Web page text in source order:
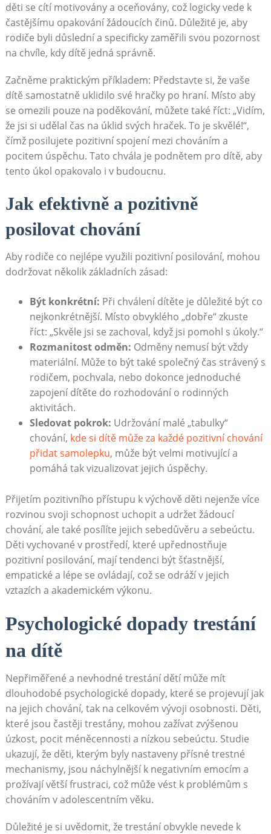
děti se cítí motivovány a oceňovány, což logicky vede k
častějšímu opakování žádoucích činů. Důležité je, aby
rodiče byli důslední a specificky zaměřili svou pozornost
na chvíle, kdy dítě jedná správně.
Začněme praktickým příkladem: Představte si, že vaše
dítě samostatně uklidilo své hračky po hraní. Místo aby
se omezili pouze na poděkování, můžete také říct: „Vidím,
že jsi si udělal čas na úklid svých hraček. To je skvělé!“,
čímž posilujete pozitivní spojení mezi chováním a
pocitem úspěchu. Tato chvála je podnětem pro dítě, aby
tento úkol opakovalo i v budoucnu.
Jak efektivně a pozitivně
posilovat chování
Aby rodiče co nejlépe využili pozitivní posilování, mohou
dodržovat několik základních zásad:
Být konkrétní: Při chválení dítěte je důležité být co
nejkonkrétnější. Místo obvyklého „dobře“ zkuste
říct: „Skvěle jsi se zachoval, když jsi pomohl s úkoly.“
Rozmanitost odměn: Odměny nemusí být vždy
materiální. Může to být také společný čas strávený s
rodičem, pochvala, nebo dokonce jednoduché
zapojení dítěte do rozhodování o rodinných
aktivitách.
Sledovat pokrok: Udržování malé „tabulky“
chování, kde si dítě může za každé pozitivní chování
přidat samolepku, může být velmi motivující a
pomáhá tak vizualizovat jejich úspěchy.
Přijetím pozitivního přístupu k výchově děti nejenže více
rozvinou svoji schopnost uchopit a udržet žádoucí
chování, ale také posílíte jejich sebedůvěru a sebeúctu.
Děti vychované v prostředí, které upřednostňuje
pozitivní posilování, mají tendenci být šťastnější,
empatické a lépe se ovládají, což se odráží v jejich
vztazích a akademickém výkonu.
Psychologické dopady trestání
na dítě
Nepřiměřené a nevhodné trestání dětí může mít
dlouhodobé psychologické dopady, které se projevují jak
na jejich chování, tak na celkovém vývoji osobnosti. Děti,
které jsou častěji trestány, mohou zažívat zvýšenou
úzkost, pocit méněcennosti a nízkou sebeúctu. Studie
ukazují, že děti, kterým byly nastaveny přísné trestné
mechanismy, jsou náchylnější k negativním emocím a
prožívají větší frustraci, což může vést k problémům s
chováním v adolescentním věku.
Důležité je si uvědomit, že trestání obvykle nevede k